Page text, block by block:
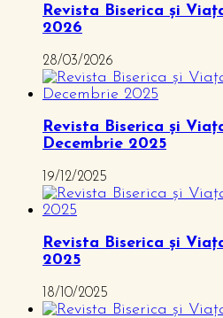
Revista Biserica și
2026
28/03/2026
Revista Biserica și
Decembrie 2025
19/12/2025
Revista Biserica și
2025
18/10/2025